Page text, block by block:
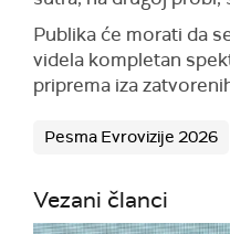
Publika će morati da
videla kompletan
priprema iza
Pesma Evrovizije 2026
Vezani članci